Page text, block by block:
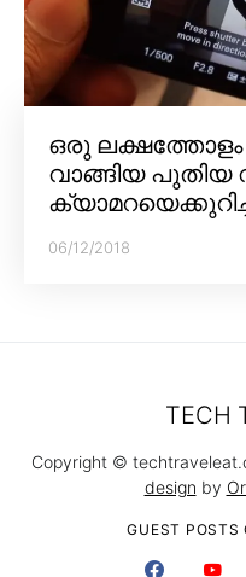
ഒരു
വാങ്ങിയ പുതിയ
06/12/2018
GUEST POSTS
TECH
Copyright ©
design by